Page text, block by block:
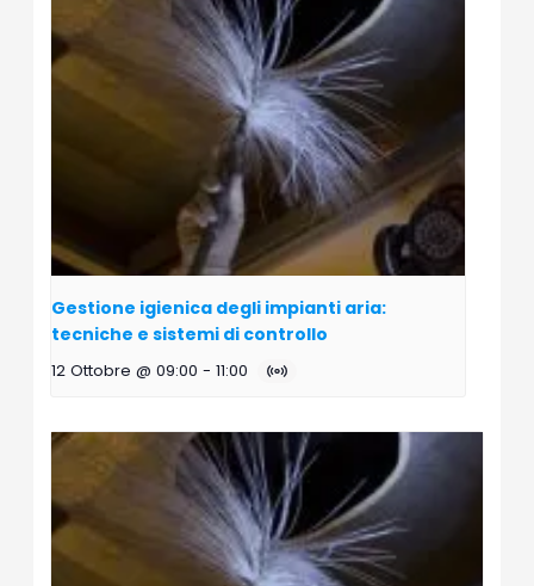
Gestione igienica degli impianti aria:
tecniche e sistemi di controllo
12 Ottobre @ 09:00 - 11:00